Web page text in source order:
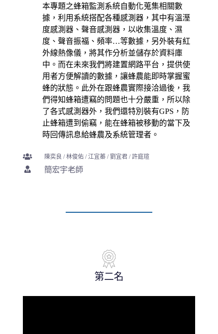
本專題之蜂箱監測系統自動化蒐集相關數
據，利用系統搭配各種感測器，其中有溫溼
度感測器、聲音感測器，以收集溫度、濕
度、聲音振福、頻率…等數據，另外裝有紅
外線熱像儀，將其作分析並儲存於資料庫
中。而在未來我們將建置網路平台，提供使
用者方便解讀的數據，讓蜂農能即時掌握蜜
蜂的狀態。此外在跟蜂農實際接洽過後，我
們得知蜂箱遭竊的問題也十分嚴重，所以除
了各式感測器外，我們還特別裝有GPS，防
止蜂箱遭到偷竊，能在蜂箱被移動的當下及
時回傳訊息給蜂農及系統管理者。
陳奕良 /林俊佑/江宜蓁/劉宜君/許庭瑄
簡宏宇老師
第二名